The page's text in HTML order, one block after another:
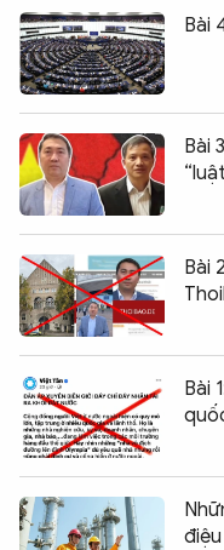
Bài
Bài
Bài
Bài